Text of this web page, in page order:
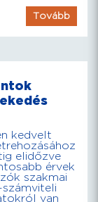
Tovább
kedvelt
elidőzve
érvek
szakmai
van